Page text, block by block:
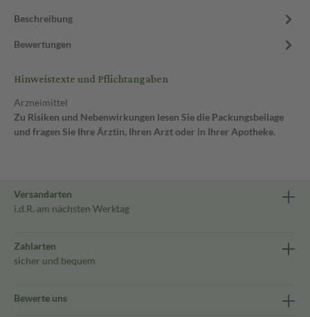
Beschreibung
Bewertungen
Hinweistexte und Pflichtangaben
Arzneimittel
Zu Risiken und Nebenwirkungen lesen Sie die Packungsbeilage
und fragen Sie Ihre Ärztin, Ihren Arzt oder in Ihrer Apotheke.
Versandarten
i.d.R. am nächsten Werktag
Zahlarten
sicher und bequem
Bewerte uns